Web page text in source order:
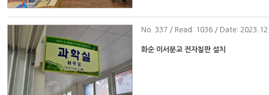
No . 337 / Read: 1036 / Date:
화순 이서분교 전자칠판 설치